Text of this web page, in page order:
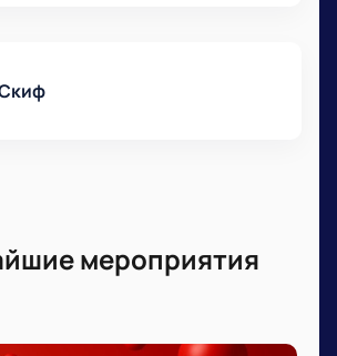
мероприятия